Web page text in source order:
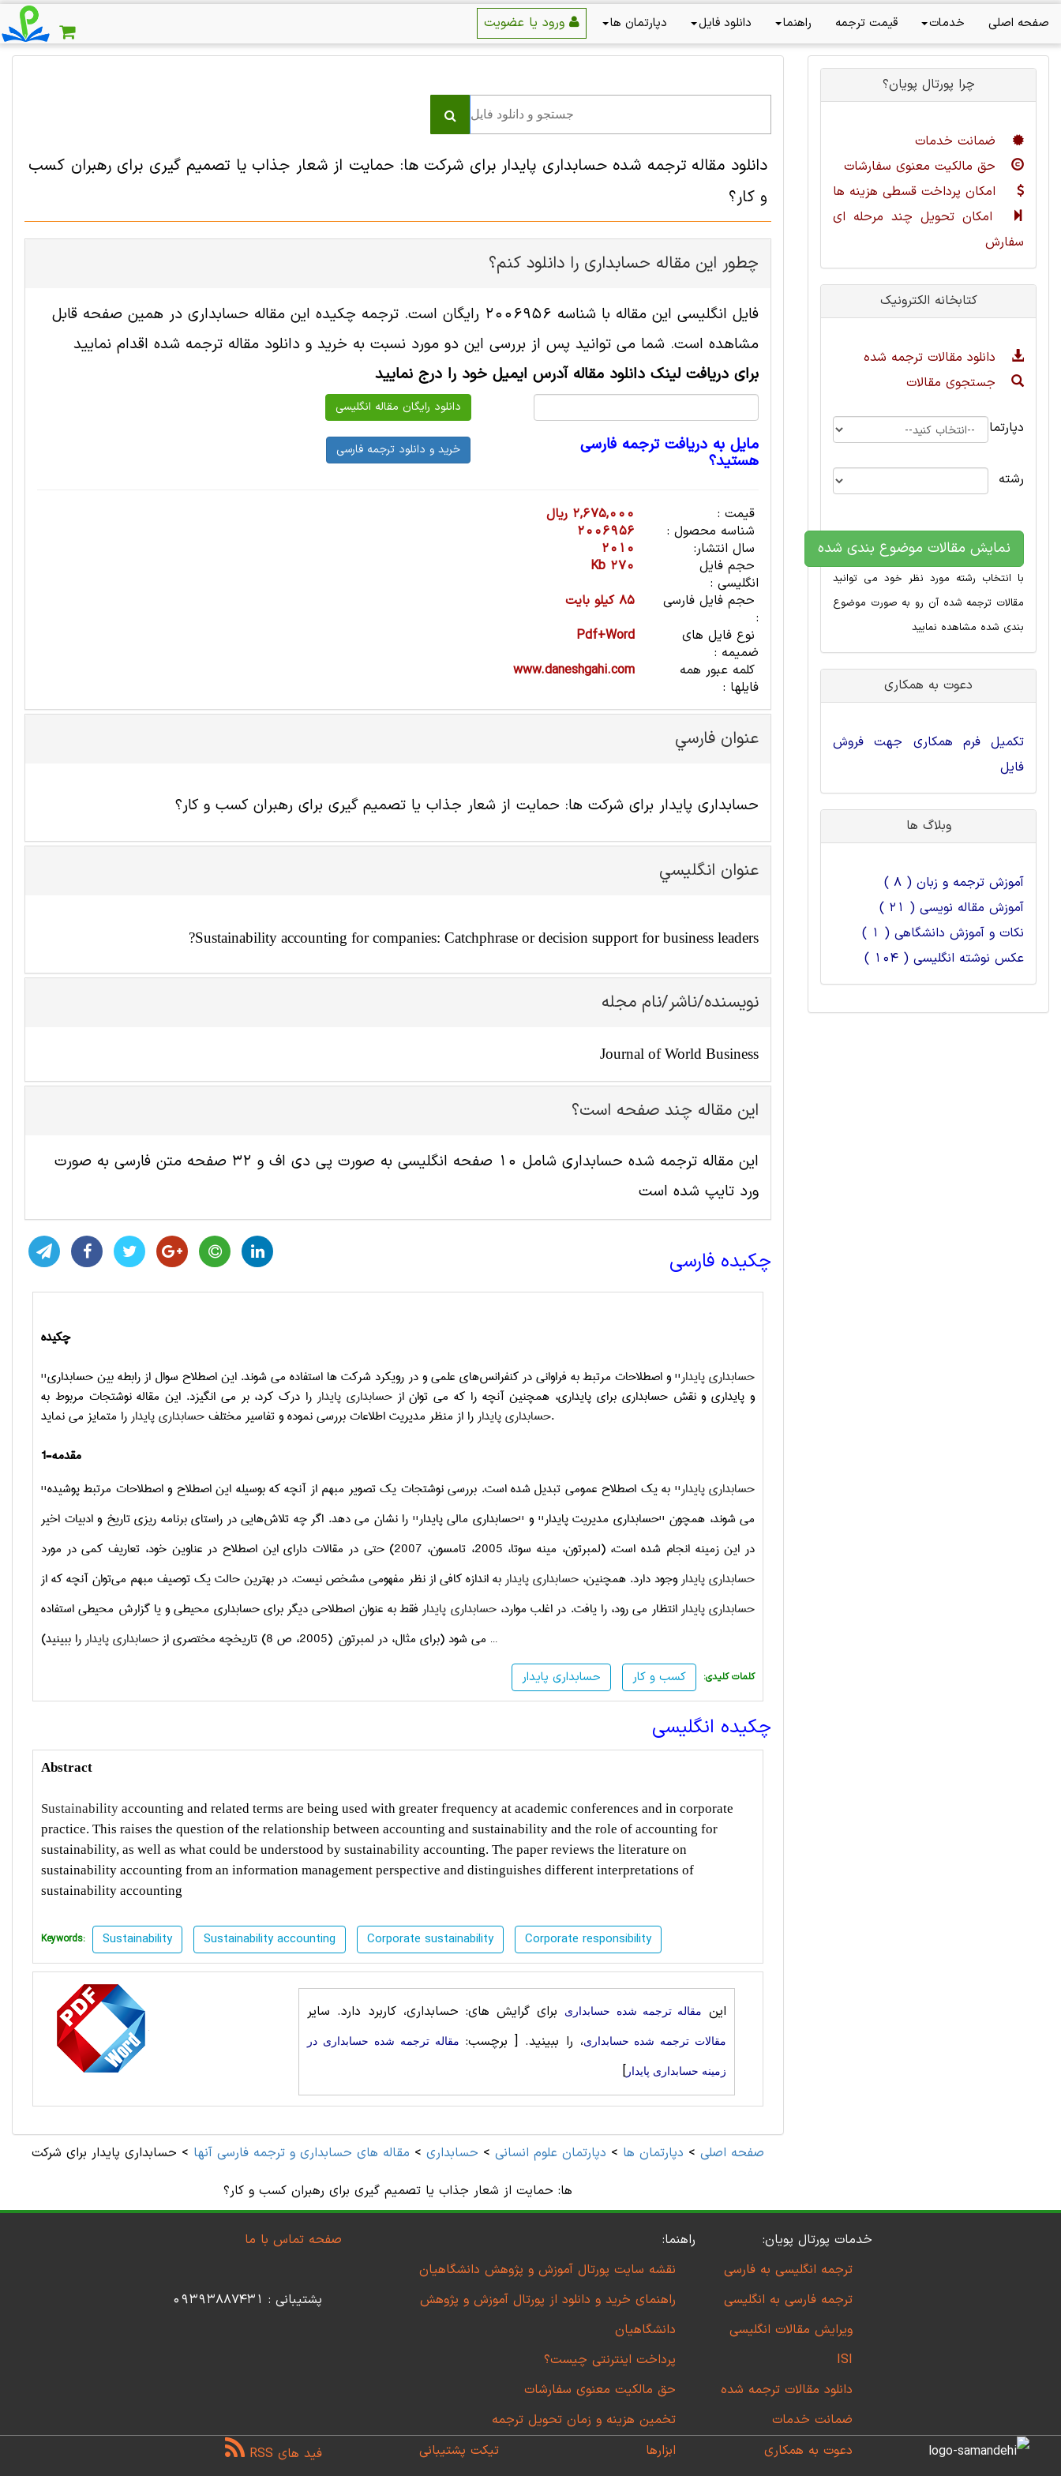
صفحه اصلی خدمات قیمت ترجمه راهنما دانلود فایل دپارتمان ها
دانلود مقاله ترجمه شده حسابداری پایدار برای شرکت ها: حمایت از شعار جذاب یا تصمیم گیری برای رهبران کسب
و کار؟
چطور این مقاله حسابداری را دانلود کنم؟
فایل انگلیسی این مقاله با شناسه 2006956 رایگان است. ترجمه چکیده این مقاله حسابداری در همین صفحه قابل
مشاهده است. شما می توانید پس از بررسی این دو مورد نسبت به خرید و دانلود مقاله ترجمه شده اقدام نمایید
برای دریافت لینک دانلود مقاله آدرس ایمیل خود را درج نمایید
مایل به دریافت ترجمه فارسی
هستید؟
قیمت :
2,675,000 ریال
شناسه محصول :
2006956
سال انتشار:
2010
حجم فایل
انگلیسی :
270 Kb
حجم فایل فارسی
:
85 کیلو بایت
نوع فایل های
ضمیمه :
Pdf+Word
کلمه عبور همه
فایلها :
www.daneshgahi.com
عنوان فارسي
حسابداری پایدار برای شرکت ها: حمایت از شعار جذاب یا تصمیم گیری برای رهبران کسب و کار؟
عنوان انگليسي
?Sustainability accounting for companies: Catchphrase or decision support for business leaders
نویسنده/ناشر/نام مجله
Journal of World Business
این مقاله چند صفحه است؟
این مقاله ترجمه شده حسابداری شامل 10 صفحه انگلیسی به صورت پی دی اف و 32 صفحه متن فارسی به صورت
ورد تایپ شده است
چکیده فارسی
چکیده
''
حسابداری پایدار'' و اصطلاحات مرتبط به فراوانی در کنفرانس‌های علمی و در رویکرد شرکت ها استفاده می شوند. این اصطلاح سوال از رابطه بین حسابداری
و پایداری و نقش حسابداری برای پایداری، همچنین آنچه را که می توان ازحسابداری پایداررا درک کرد، بر می انگیزد. این مقاله نوشتجات مربوط به
حسابداری پایداررا از منظر مدیریت اطلاعات بررسی نموده و تفاسیر مختلفحسابداری پایدار
را متمایز می نماید.
1-مقدمه
''
حسابداری پایدار'' به یک اصطلاح عمومی تبدیل شده است. بررسی نوشتجات یک تصویر مبهم از آنچه که بوسیله این اصطلاح و اصطلاحات مرتبط پوشیده
می شوند، همچون ''حسابداری مدیریت پایدار'' و ''حسابداری مالی پایدار'' را نشان می دهد. اگر چه تلاش‌هایی در راستای برنامه ریزی تاریخ و ادبیات اخیر
در این زمینه انجام شده است، (لمبرتون، مینه سوتا، 2005، تامسون، 2007) حتی در مقالات دارای این اصطلاح در عناوین خود، تعاریف کمی در مورد
حسابداری پایداروجود دارد. همچنین،حسابداری پایداربه اندازه کافی از نظر مفهومی مشخص نیست. در بهترین حالت یک توصیف مبهم می‌توان آنچه که از
حسابداری پایدارانتظار می رود، را یافت. در اغلب موارد،حسابداری پایدارفقط به عنوان اصطلاحی دیگر برای حسابداری محیطی و یا گزارش محیطی استفاده
می شود (برای مثال، در لمبرتون (2005، ص 8) تاریخچه مختصری از
حسابداری پایدار را ببینید) …
حسابداری پایدار کسب و کار :کلمات کلیدی
چکیده انگلیسی
Abstract
Sustainability accounting and related terms are being used with greater frequency at academic conferences and in corporate
practice. This raises the question of the relationship between accounting and sustainability and the role of accounting for
sustainability, as well as what could be understood by sustainability accounting. The paper reviews the literature on
sustainability accounting from an information management perspective and distinguishes different interpretations of
sustainability accounting
Keywords: Sustainability Sustainability accounting Corporate sustainability Corporate responsibility
این مقاله ترجمه شده حسابداری برای گرایش های: حسابداری، کاربرد دارد. سایر
مقالات ترجمه شده حسابداری، را ببینید. [ برچسب: مقاله ترجمه شده حسابداری در
زمینه حسابداری پایدار ]
صفحه اصلی > دپارتمان ها > دپارتمان علوم انسانی > حسابداری > مقاله های حسابداری و ترجمه فارسی آنها > حسابداری پایدار برای شرکت
ها: حمایت از شعار جذاب یا تصمیم گیری برای رهبران کسب و کار؟
چرا پورتال پویان؟
ضمانت خدمات
حق مالکیت معنوی سفارشات
امکان پرداخت قسطی هزینه ها
امکان تحویل چند مرحله ای
سفارش
کتابخانه الکترونیک
دانلود مقالات ترجمه شده
جستجوی مقالات
دپارتمان
رشته
نمایش مقالات موضوع بندی شده
با انتخاب رشته مورد نظر خود می توانید
مقالات ترجمه شده آن رو به صورت موضوع
بندی شده مشاهده نمایید
دعوت به همکاری
تکمیل فرم همکاری جهت فروش
فایل
وبلاگ ها
آموزش ترجمه و زبان ( 8 )
آموزش مقاله نویسی ( 21 )
نکات و آموزش دانشگاهی ( 1 )
عکس نوشته انگلیسی ( 104 )
خدمات پورتال پویان:
ترجمه انگلیسی به فارسی
ترجمه فارسی به انگلیسی
ویرایش مقالات انگلیسی
ISI
دانلود مقالات ترجمه شده
ضمانت خدمات
راهنما:
نقشه سایت پورتال آموزش و پژوهش دانشگاهیان
راهنمای خرید و دانلود از پورتال آموزش و پژوهش
دانشگاهیان
پرداخت اینترنتی چیست؟
حق مالکیت معنوی سفارشات
تخمین هزینه و زمان تحویل ترجمه
صفحه تماس با ما
پشتیبانی : 09393887431
دعوت به همکاری ابزارها تیکت پشتیبانی فید های RSS